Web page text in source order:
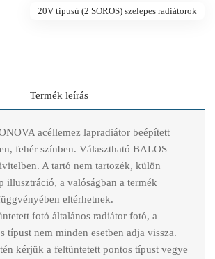
20V tipusú (2 SOROS) szelepes radiátorok
Termék leírás
acéllemez lapradiátor beépített
fehér színben. Választható BALOS
A tartó nem tartozék, külön
illusztráció, a valóságban a termék
eltérhetnek.
fotó általános radiátor fotó, a
típust nem minden esetben adja vissza.
kérjük a feltüntetett pontos típust vegye